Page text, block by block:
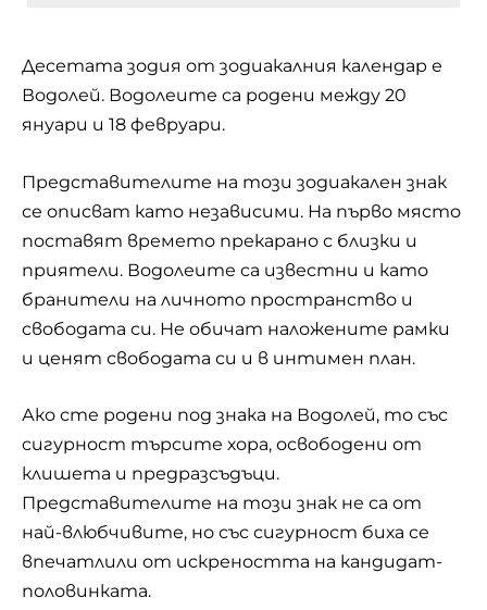
Десетата зодия от зодиакалния календар е
Водолей. Водолеите са родени между 20
януари и 18 февруари.
Представителите на този зодиакален знак
се описват като независими. На първо място
поставят времето прекарано с близки и
приятели. Водолеите са известни и като
бранители на личното пространство и
свободата си. Не обичат наложените рамки
и ценят свободата си и в интимен план.
Ако сте родени под знака на Водолей, то със
сигурност търсите хора, освободени от
клишета и предразсъдъци.
Представителите на този знак не са от
най-влюбчивите, но със сигурност биха се
впечатлили от искреността на кандидат-
половинката.